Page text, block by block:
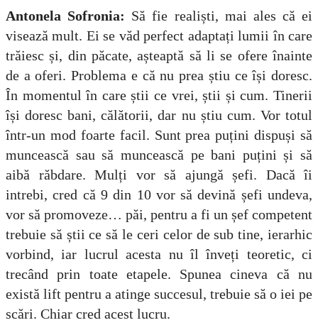
Antonela Sofronia: Să fie realiști, mai ales că ei
visează mult. Ei se văd perfect adaptați lumii în care
trăiesc și, din păcate, așteaptă să li se ofere înainte
de a oferi. Problema e că nu prea știu ce își doresc.
În momentul în care știi ce vrei, știi și cum. Tinerii
își doresc bani, călătorii, dar nu știu cum. Vor totul
într-un mod foarte facil. Sunt prea puțini dispuși să
muncească sau să muncească pe bani puțini și să
aibă răbdare. Mulți vor să ajungă șefi. Dacă îi
intrebi, cred că 9 din 10 vor să devină șefi undeva,
vor să promoveze… păi, pentru a fi un șef competent
trebuie să știi ce să le ceri celor de sub tine, ierarhic
vorbind, iar lucrul acesta nu îl înveți teoretic, ci
trecând prin toate etapele. Spunea cineva că nu
există lift pentru a atinge succesul, trebuie să o iei pe
scări. Chiar cred acest lucru.